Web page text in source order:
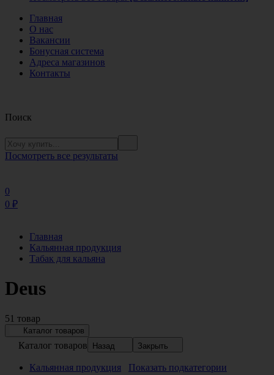
Главная
О нас
Вакансии
Бонусная система
Адреса магазинов
Контакты
Поиск
Посмотреть все результаты
0
0 ₽
Главная
Кальянная продукция
Табак для кальяна
Deus
51 товар
Каталог товаров
Каталог товаров Назад Закрыть
Кальянная продукция
Показать подкатегории